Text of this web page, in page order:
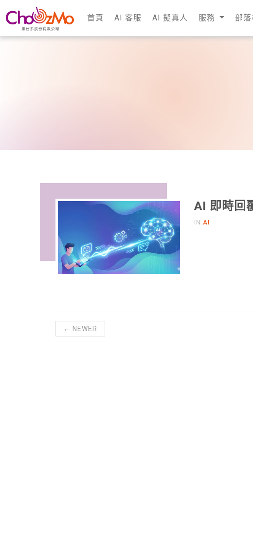
首頁 AI 客服 AI 擬真人 服務 部落
AI 即時回
IN AI
← NEWER